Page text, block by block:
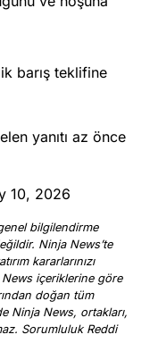
barış teklifine
yanıtı az önce
10, 2026
bilgilendirme
Ninja News’te
kararlarınızı
News içeriklerine göre
doğan tüm
Ninja News, ortakları,
Sorumluluk Reddi